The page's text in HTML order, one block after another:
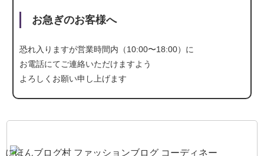
お急ぎのお客様へ
恐れ入りますが営業時間内（10:00〜18:00）に
お電話にてご連絡いただけますよう
よろしくお願い申し上げます